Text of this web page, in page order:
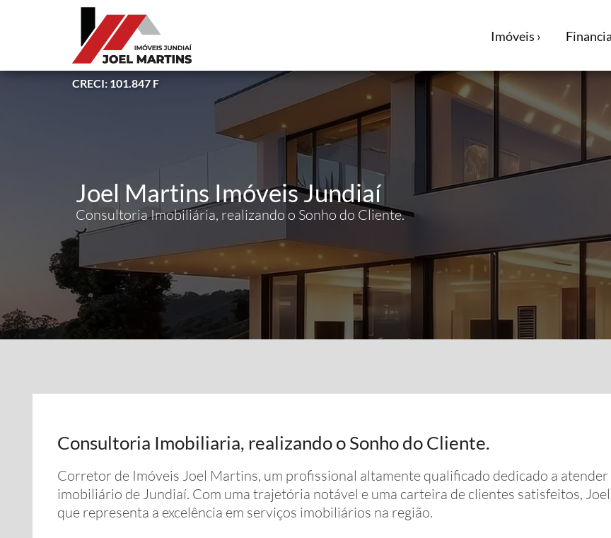
CRECI: 101.847 F
Imóveis ›
Joel Martins Imóveis Jundiaí
Consultoria Imobiliária, realizando o Sonho do Cliente.
Consultoria Imobiliaria, realizando o Sonho do Cliente.
Corretor de Imóveis Joel Martins, um profissional altamente qualificado dedicado a
imobiliário de Jundiaí. Com uma trajetória notável e uma carteira de clientes satisfeitos,
que representa a excelência em serviços imobiliários na região.